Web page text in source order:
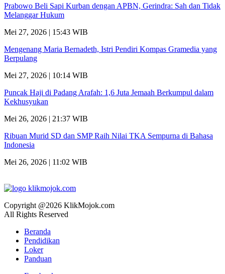
Prabowo Beli Sapi Kurban dengan APBN, Gerindra: Sah dan Tidak
Melanggar Hukum
Mei 27, 2026 | 15:43 WIB
Mengenang Maria Bernadeth, Istri Pendiri Kompas Gramedia yang
Berpulang
Mei 27, 2026 | 10:14 WIB
Puncak Haji di Padang Arafah: 1,6 Juta Jemaah Berkumpul dalam
Kekhusyukan
Mei 26, 2026 | 21:37 WIB
Ribuan Murid SD dan SMP Raih Nilai TKA Sempurna di Bahasa
Indonesia
Mei 26, 2026 | 11:02 WIB
Copyright @2026 KlikMojok.com
All Rights Reserved
Beranda
Pendidikan
Loker
Panduan